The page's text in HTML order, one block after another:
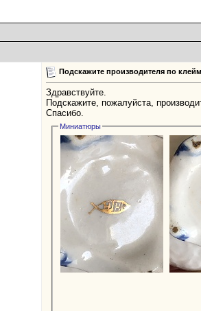
Подскажите производителя по
Здравствуйте.
Подскажите, пожалуйста,
Спасибо.
Миниатюры